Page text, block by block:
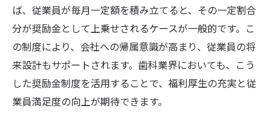
ば、従業員が毎月一定額を積み立てると、その一定割合
分が奨励金として上乗せされるケースが一般的です。こ
の制度により、会社への帰属意識が高まり、従業員の将
来設計もサポートされます。歯科業界においても、こう
した奨励金制度を活用することで、福利厚生の充実と従
業員満足度の向上が期待できます。